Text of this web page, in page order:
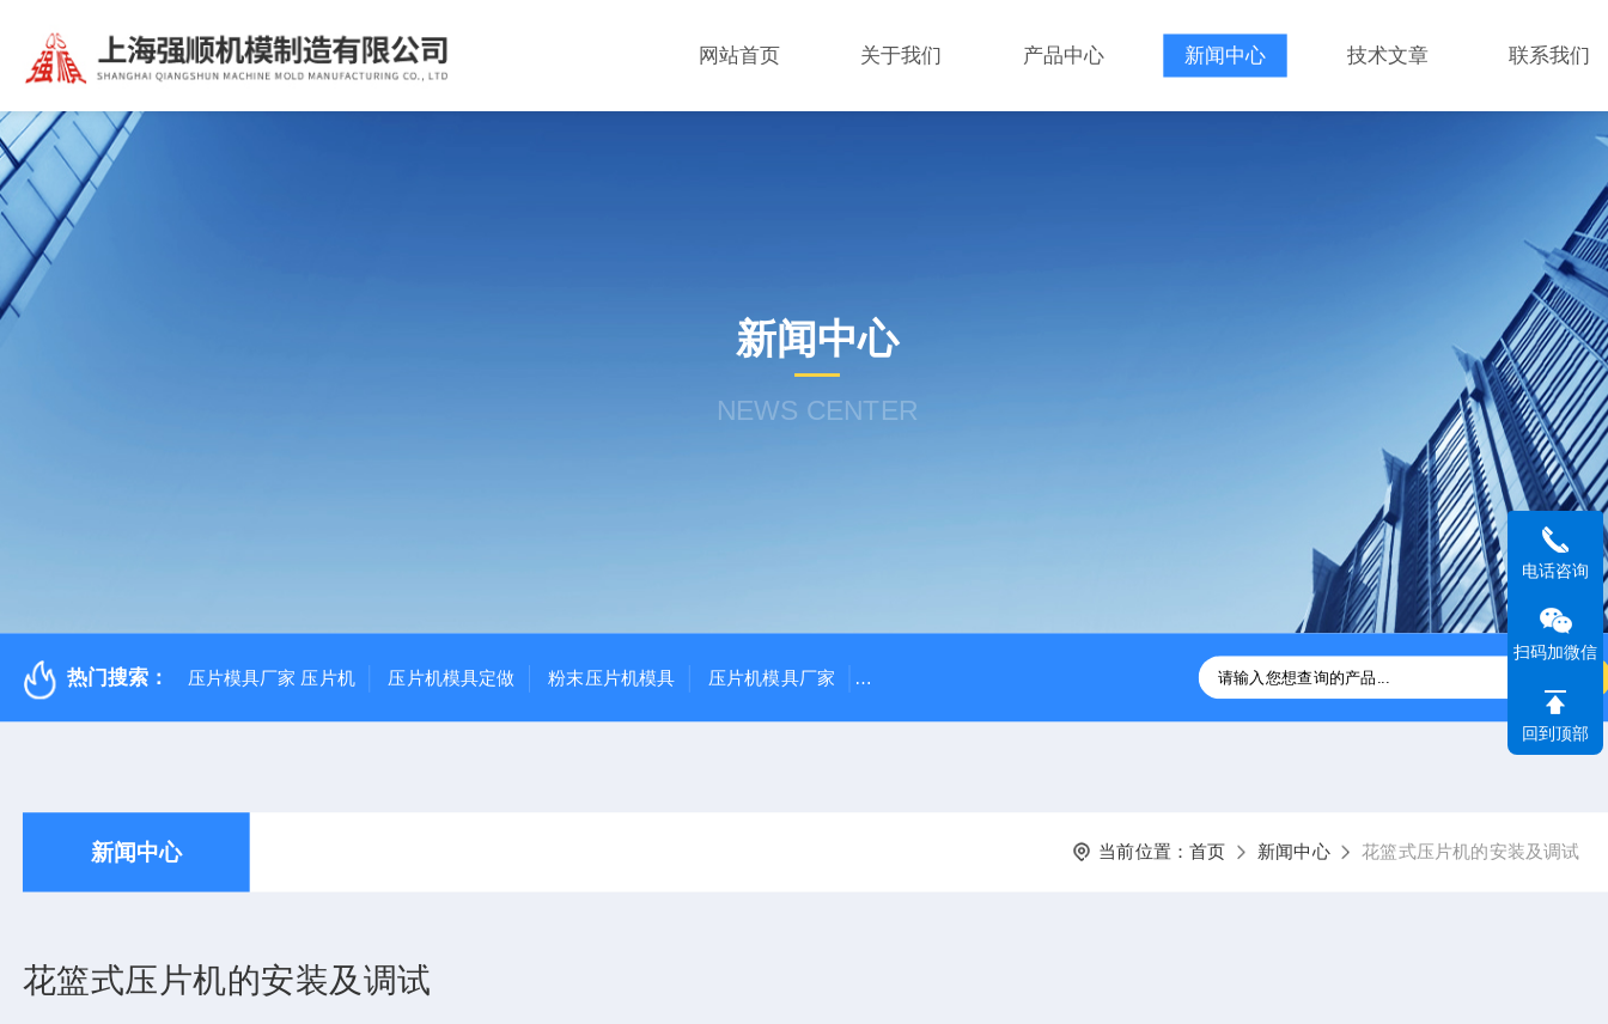
网站首页 关于我们 产品中心 新闻中心 技术文章 联系我们
新闻中心
NEWS CENTER
热门搜索： 压片模具厂家 压片机 压片机模具定做 粉末压片机模具 压片机模具厂家 THP-4、THP-10花篮式压片机 ZP31B-41B旋转式压片机供应
新闻中心 当前位置：首页 新闻中心 花篮式压片机的安装及调试
花篮式压片机的安装及调试
电话咨询
扫码加微信
回到顶部